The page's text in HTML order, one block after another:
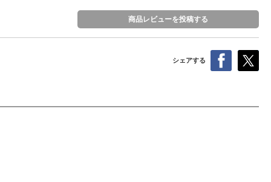
商品レビューを投稿する
シェアする